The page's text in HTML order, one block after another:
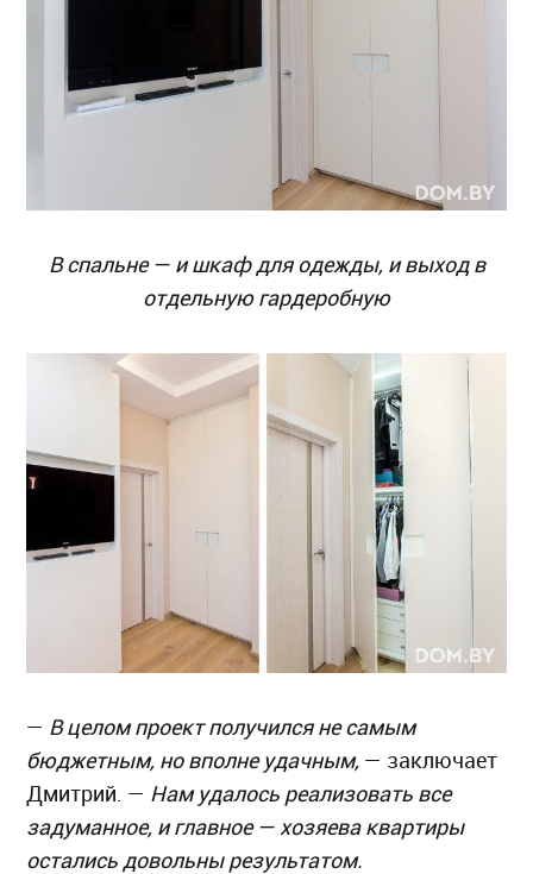
В спальне — и шкаф для одежды, и выход в
отдельную гардеробную
— В целом проект получился не самым
бюджетным, но вполне удачным, — заключает
Дмитрий. — Нам удалось реализовать все
задуманное, и главное — хозяева квартиры
остались довольны результатом.